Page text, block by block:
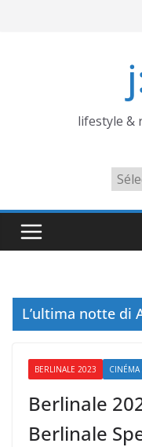
lifestyle &
L’ultima notte di
BERLINALE 2023
Berlinale
Berlinale